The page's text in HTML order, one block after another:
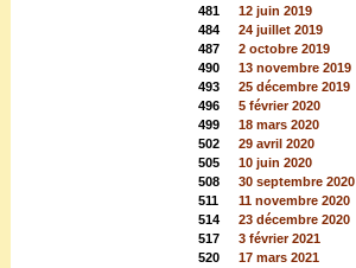
481
12 juin 2019
484
24 juillet 2019
487
2 octobre 2019
490
13 novembre 2019
493
25 décembre 2019
496
5 février 2020
499
18 mars 2020
502
29 avril 2020
505
10 juin 2020
508
30 septembre 2020
511
11 novembre 2020
514
23 décembre 2020
517
3 février 2021
520
17 mars 2021